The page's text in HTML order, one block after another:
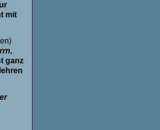
mit
ganz